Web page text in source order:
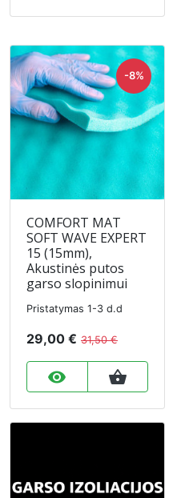
-8%
COMFORT MAT
SOFT WAVE EXPERT
15 (15mm),
Akustinės putos
garso slopinimui
Pristatymas 1-3 d.d
29,00 € 31,50 €
remove_red_eye shopping_basket